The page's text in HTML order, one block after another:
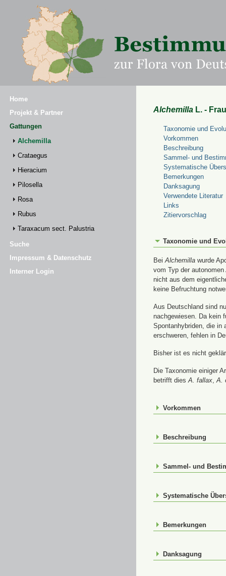
Home
Projekt & Partner
Gattungen
Alchemilla
Crataegus
Hieracium
Pilosella
Rosa
Rubus
Taraxacum sect. Palustria
Suche
Impressum & Datenschutz
Interner Login
Alchemilla L. -
Taxonomie und
Vorkommen
Beschreibung
Sammel- und
Systematische
Bemerkungen
Danksagung
Verwendete Literatur
Links
Zitiervorschlag
Taxonomie und
BeiAlchemilla wurde
vom Typ der
nicht aus dem
keine Befruchtung
Aus Deutschland sind
nachgewiesen. Da kein
Spontanhybriden, die in
erschweren, fehlen in
Bisher ist es nicht
Die Taxonomie einiger
betrifft diesA. fallax,A.
Vorkommen
Beschreibung
Sammel- und
Systematische
Bemerkungen
Danksagung